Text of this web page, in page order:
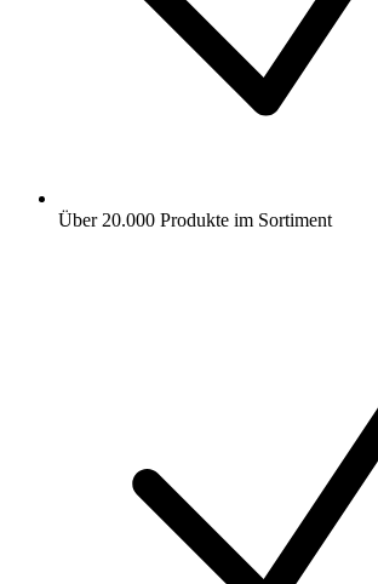
Über 20.000 Produkte im Sortiment